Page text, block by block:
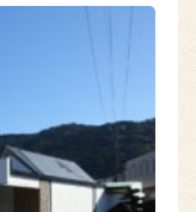
電話
受付
平日(土日祝休み)
9:00〜17:00